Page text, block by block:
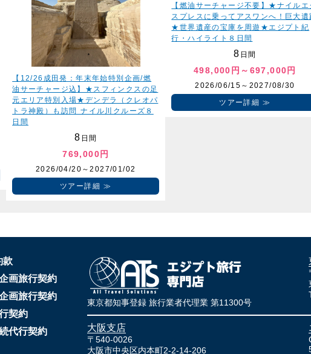
【12/26成田発：年末年始特別企画/燃
油サーチャージ込】★スフィンクスの足
元エリア特別入場★デンデラ（クレオパ
トラ神殿）も訪問 ナイル川クルーズ８
日間
8 日間
769,000円
2026/04/20～2027/01/02
ツアー詳細
【燃油サーチャージ不要】★ナイルエ
スプレスに乗ってアスワンへ！巨大遺
★世界遺産の宝庫を周遊★エジプト紀
行・ハイライト８日間
8 日間
498,000円～697,000円
2026/06/15～2027/08/30
ツアー詳細
款
画旅行契約
画旅行契約
契約
代行契約
東京都知事登録 旅行業者代理業 第11300号
大阪支店
〒540-0026
大阪市中央区内本町2-2-14-206